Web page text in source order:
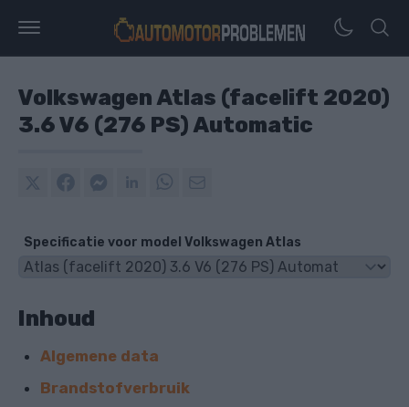
Volkswagen Atlas (facelift 2020)
3.6 V6 (276 PS) Automatic
Specificatie voor model Volkswagen Atlas
Inhoud
Algemene data
Brandstofverbruik